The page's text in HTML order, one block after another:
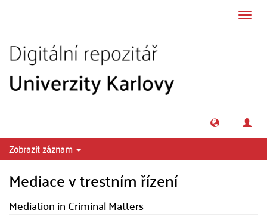
Zobrazit záznam
Mediace v trestním řízení
Mediation in Criminal Matters